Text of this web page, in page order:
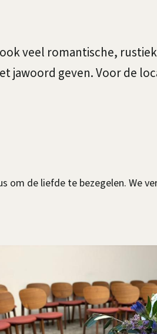
veel romantische,
jawoord geven. Voor de
de liefde te bezegelen. We